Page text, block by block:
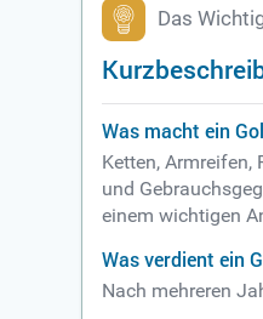
Das
Was macht ein
Ketten,
und
einem wichtigen
Was verdient ein
Nach mehreren